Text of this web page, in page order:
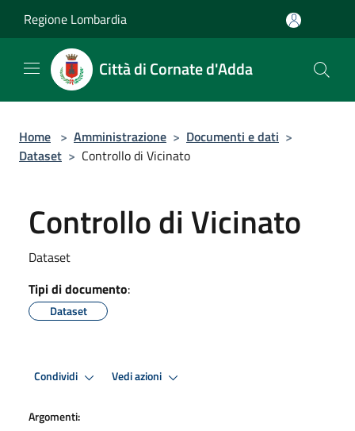
Regione Lombardia
Città di Cornate d'Adda
Home > Amministrazione > Documenti e dati >
Dataset > Controllo di Vicinato
Controllo di Vicinato
Dataset
Tipi di documento:
Dataset
Condividi Vedi azioni
Argomenti: